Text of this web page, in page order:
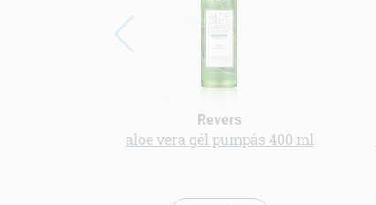
Revers
aloe vera gél pumpás 400 ml